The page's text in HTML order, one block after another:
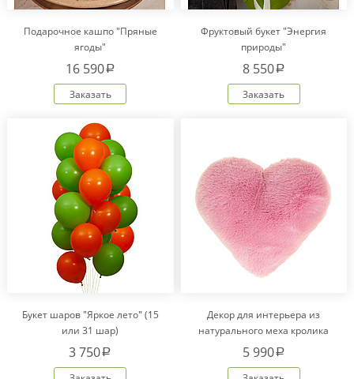
Подарочное кашпо "Пряные
ягоды"
16 590a
Заказать
Фруктовый букет "Энергия
природы"
8 550a
Заказать
Букет шаров "Яркое лето" (15
или 31 шар)
3 750a
Декор для интерьера из
натурального меха кролика
Рекс "Сердце" IM20601
5 990a